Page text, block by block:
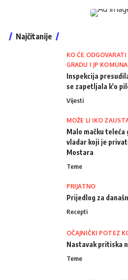
Najčitanije
KO ĆE
GRADU I JP
Inspekcija
se zapetljala k'o
Vijesti
MOŽE LI IKO
Malo mačku
vladar koji je
Mostara
Teme
PRIJATNO
Prijedlog za
Recepti
OČAJNIČKI POTEZ
Nastavak pritiska
Teme